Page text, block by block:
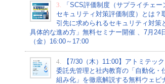
3.
「SCS評価制度（サプライチェー
セキュリティ対策評価制度）とは？
引先に求められるセキュリティ対策
具体的な進め方」無料セミナー開催 、7月24
（金）16:00～17:00
4.
【7/30（木）11:00】アトミテック
委託先管理と社内教育の「自動化・
組み化」を徹底解説する無料ウェビ